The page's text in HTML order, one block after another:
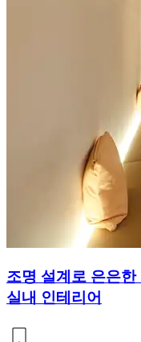
조명 설계로 은은한
실내 인테리어